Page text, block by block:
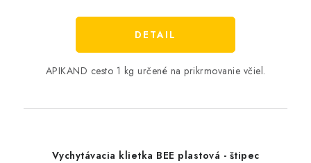
DETAIL
APIKAND cesto 1 kg určené na prikrmovanie včiel.
Vychytávacia klietka BEE plastová - štipec